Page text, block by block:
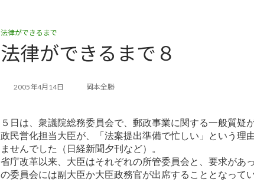
法律ができるまで
法律ができるまで８
2005年4月14日 岡本全勝
５日は、衆議院総務委員会で、郵政事業に関する一般質
政民営化担当大臣が、「法案提出準備で忙しい」という理
ませんでした（日経新聞夕刊など）。
省庁改革以来、大臣はそれぞれの所管委員会と、要求があ
の委員会には副大臣か大臣政務官が出席することとなって